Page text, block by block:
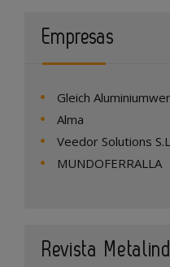
Empresas
Gleich
Alma
Veedor Solutions
MUNDOFERRALLA
Revista